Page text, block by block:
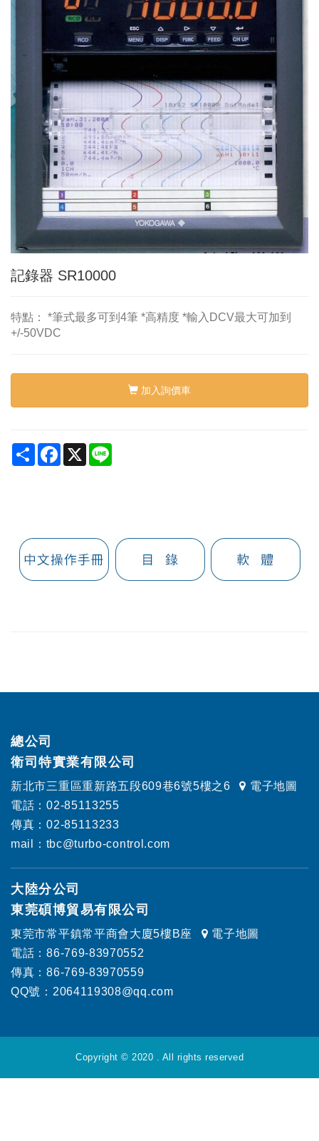
記錄器 SR10000
特點： *筆式最多可到4筆 *高精度 *輸入DCV最大可加到
+/-50VDC
加入詢價車
Share Facebook
X
總公司
衛司特實業有限公司
新北市三重區重新路五段609巷6號5樓之6
電子地圖
電話：02-85113255
傳真：02-85113233
mail：tbc@turbo-control.com
大陸分公司
東莞碩博貿易有限公司
東莞市常平鎮常平商會大廈5樓B座
電子地圖
電話：86-769-83970552
傳真：86-769-83970559
QQ號：2064119308@qq.com
Copyright © 2020 . All rights reserved